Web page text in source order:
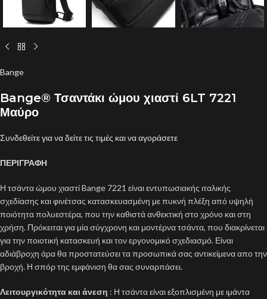
Bange
Bange® Τσαντάκι ώμου χιαστί 6LT 7221
Μαύρο
Συνδεθείτε για να δείτε τις τιμές και να αγοράσετε
ΠΕΡΙΓΡΑΦΗ
Η τσάντα ώμου χιαστί Bange 7221 είναι εντυπωσιακής ιταλικής
σχεδίασης και φινέτσας κατασκευασμένη με πυκνή πλέξη από υψηλή
ποιότητα πολυεστέρα, που την καθιστά ανθεκτική στο χρόνο και στη
χρήση. Πρόκειται για μία σύγχρονη και μοντέρνα τσάντα, που διακρίνεται
για την ποιοτική κατασκευή και τον εργονομικό σχεδιασμό. Είναι
αδιάβροχη άρα θα προστατεύσει τα προσωπικά σας αντικείμενα απο την
βροχή. Η σπόρ της εμφάνιση θα σας συναρπάσει.
Λειτουργικότητα και άνεση : Η τσάντα είναι εξοπλισμένη με ιμάντα